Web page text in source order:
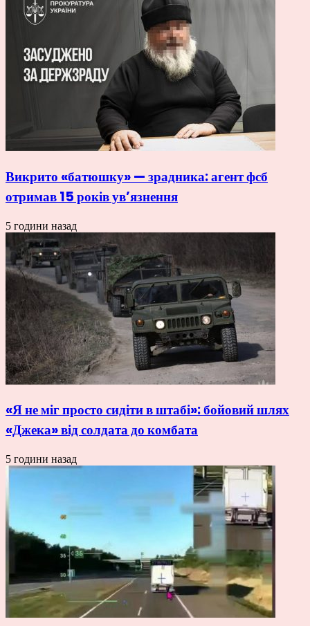
Викрито «батюшку» — зрадника: агент фсб
отримав 15 років ув’язнення
5 години назад
«Я не міг просто сидіти в штабі»: бойовий шлях
«Джека» від солдата до комбата
5 години назад